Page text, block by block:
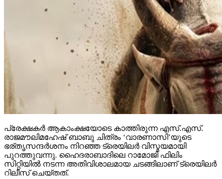
പ്രേക്ഷകര്‍ ആകാംക്ഷയോടെ കാത്തിരുന്ന എസ്.എസ്.
രാജമൗലിമഹേഷ് ബാബു ചിത്രം ‘വാരണാസി’യുടെ
ഭര്തൃസന്ദര്‍ശനം നിറഞ്ഞ ട്രെയിലര്‍ വിസ്മയമായി
പുറത്തുവന്നു. ഹൈദരാബാദിലെ റാമോജി ഫിലിം
സിറ്റിയില്‍ നടന്ന അതിവിശാലമായ ചടങ്ങിലാണ് ട്രെയിലര്‍
റിലീസ് ചെയ്തത്.